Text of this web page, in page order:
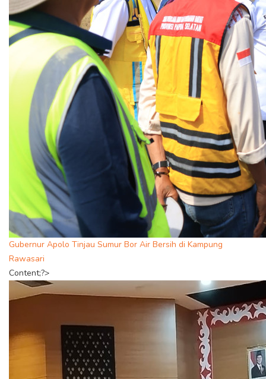
Gubernur Apolo Tinjau Sumur Bor Air Bersih di Kampung
Rawasari
Content;?>